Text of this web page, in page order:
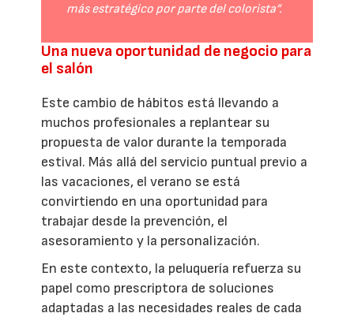
más estratégico por parte del colorista”.
Una nueva oportunidad de negocio para
el salón
Este cambio de hábitos está llevando a
muchos profesionales a replantear su
propuesta de valor durante la temporada
estival. Más allá del servicio puntual previo a
las vacaciones, el verano se está
convirtiendo en una oportunidad para
trabajar desde la prevención, el
asesoramiento y la personalización.
En este contexto, la peluquería refuerza su
papel como prescriptora de soluciones
adaptadas a las necesidades reales de cada